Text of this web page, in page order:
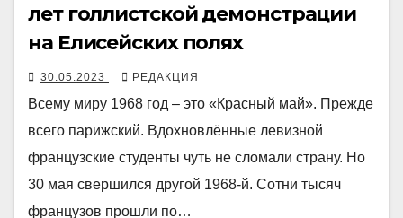
лет голлистской демонстрации
на Елисейских полях
30.05.2023 РЕДАКЦИЯ
Всему миру 1968 год – это «Красный май». Прежде
всего парижский. Вдохновлённые левизной
французские студенты чуть не сломали страну. Но
30 мая свершился другой 1968-й. Сотни тысяч
французов прошли по…